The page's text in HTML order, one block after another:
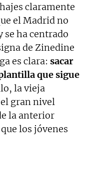
claramente
el Madrid no
se ha centrado
de Zinedine
es clara: sacar
que sigue
la vieja
gran nivel
la anterior
los jóvenes